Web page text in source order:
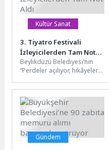
Kültür Sanat
3. Tiyatro Festivali
İzleyicilerden Tam Not
Aldı
Beylikdüzü Belediyesi’nin
“Perdeler açılıyor, hikâyeler
üçüncüsünü düzenlediği
Tiyatro Festivali sona erdi....
Gündem